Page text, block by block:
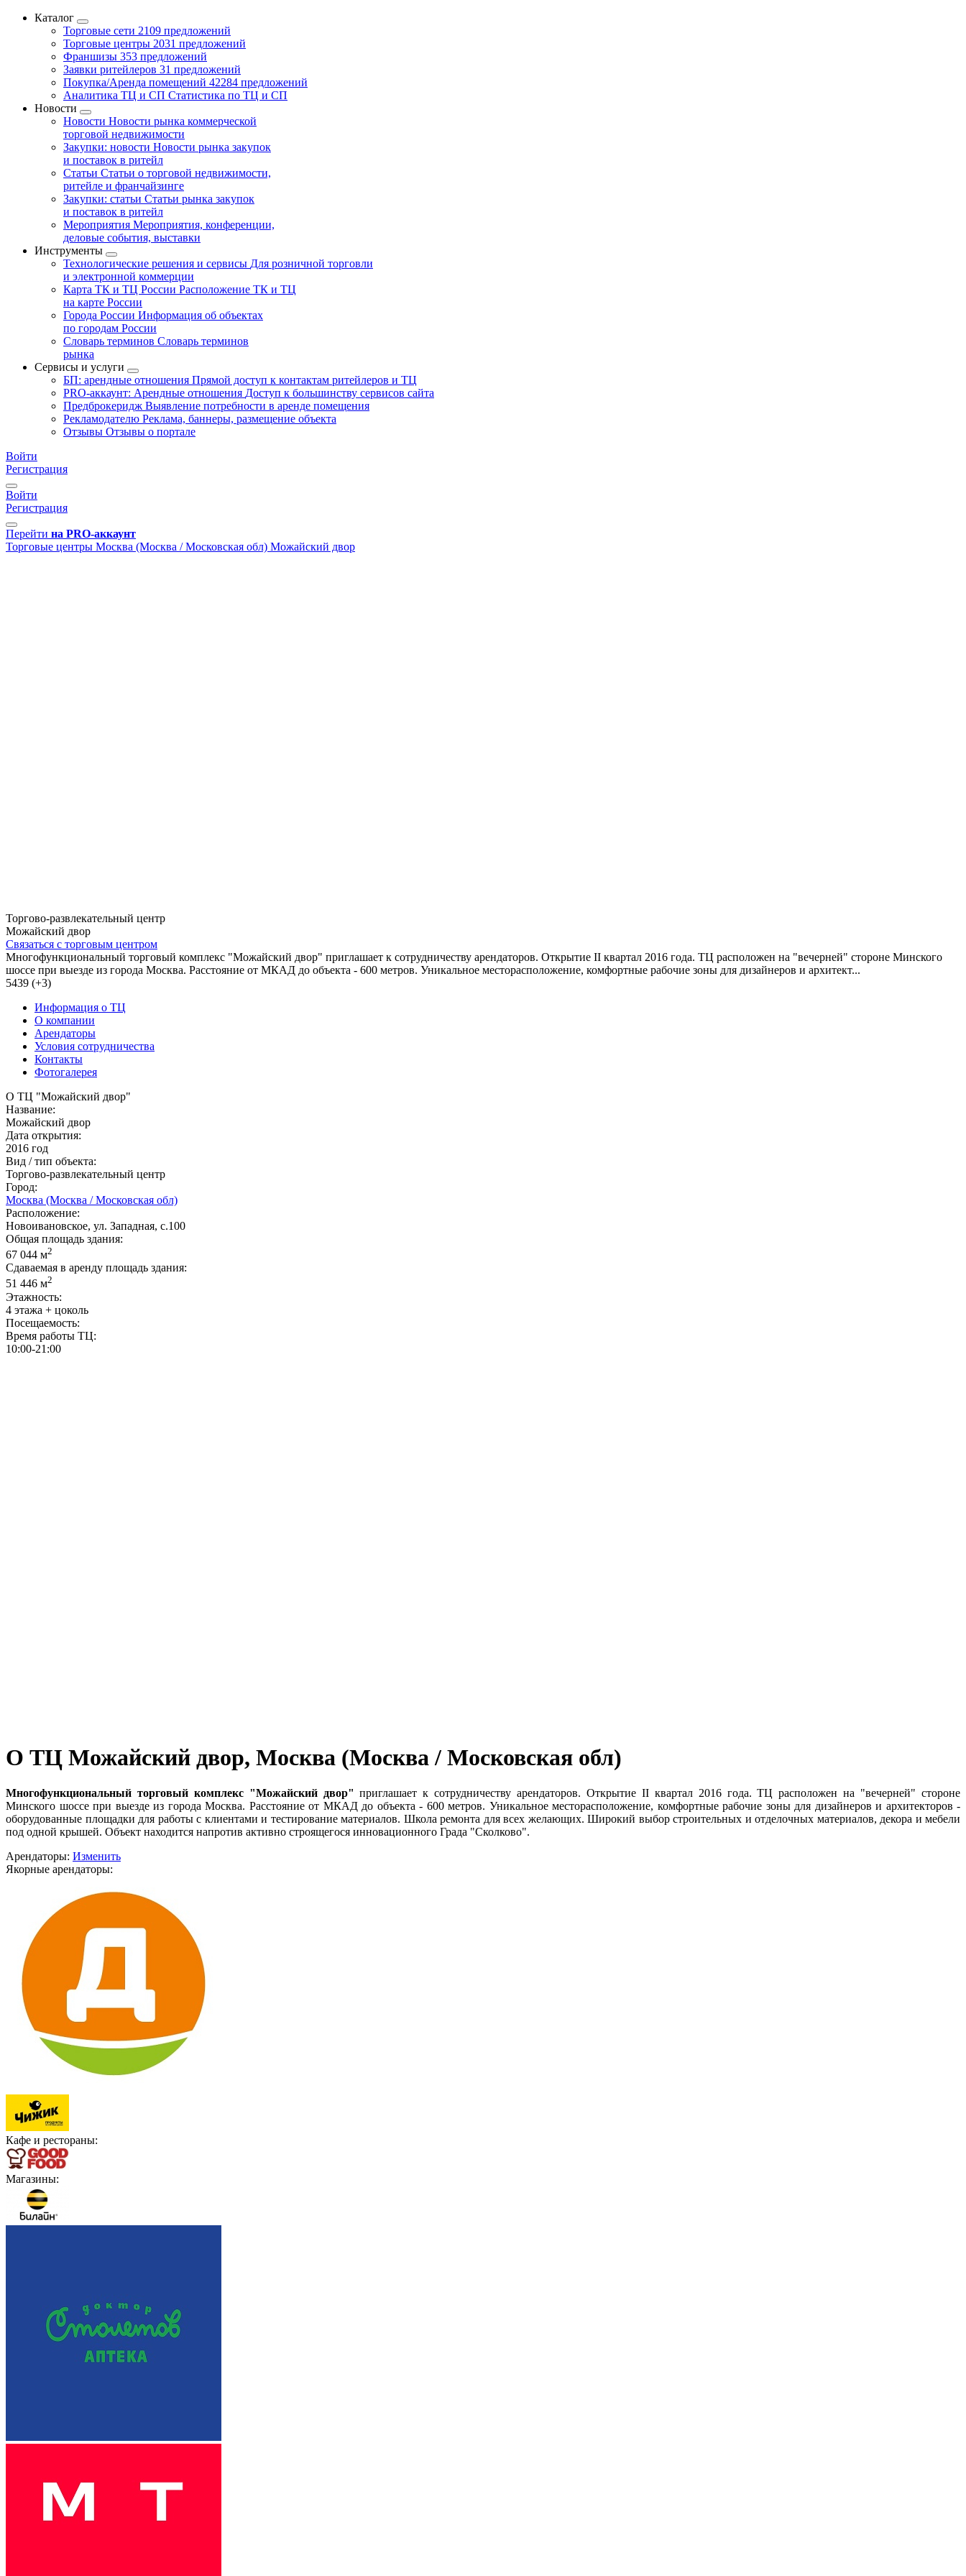
Каталог
Торговые сети 2109 предложений
Торговые центры 2031 предложений
Франшизы 353 предложений
Заявки ритейлеров 31 предложений
Покупка/Аренда помещений 42284 предложений
Аналитика ТЦ и СП Статистика по ТЦ и СП
Новости
Новости Новости рынка коммерческой
торговой недвижимости
Закупки: новости Новости рынка закупок
и поставок в ритейл
Статьи Статьи о торговой недвижимости,
ритейле и франчайзинге
Закупки: статьи Статьи рынка закупок
и поставок в ритейл
Мероприятия Мероприятия, конференции,
деловые события, выставки
Инструменты
Технологические решения и сервисы Для розничной торговли
и электронной коммерции
Карта ТК и ТЦ России Расположение ТК и ТЦ
на карте России
Города России Информация об объектах
по городам России
Словарь терминов Словарь терминов
рынка
Сервисы и услуги
БП: арендные отношения Прямой доступ к контактам ритейлеров и ТЦ
PRO-аккаунт: Арендные отношения Доступ к большинству сервисов сайта
Предброкеридж Выявление потребности в аренде помещения
Рекламодателю Реклама, баннеры, размещение объекта
Отзывы Отзывы о портале
Войти
Регистрация
Войти
Регистрация
Перейти на PRO-аккаунт
Торговые центры Москва (Москва / Московская обл) Можайский двор
Торгово-развлекательный центр
Можайский двор
Связаться с торговым центром
Многофункциональный торговый комплекс "Можайский двор" приглашает к сотрудничеству арендаторов. Открытие II квартал 2016 года. ТЦ расположен на "вечерней" стороне Минского
шоссе при выезде из города Москва. Расстояние от МКАД до объекта - 600 метров. Уникальное месторасположение, комфортные рабочие зоны для дизайнеров и архитект...
5439 (+3)
Информация о ТЦ
О компании
Арендаторы
Условия сотрудничества
Контакты
Фотогалерея
О ТЦ "Можайский двор"
Название:
Можайский двор
Дата открытия:
2016 год
Вид / тип объекта:
Торгово-развлекательный центр
Город:
Москва (Москва / Московская обл)
Расположение:
Новоивановское, ул. Западная, с.100
Общая площадь здания:
67 044 м2
Сдаваемая в аренду площадь здания:
51 446 м2
Этажность:
4 этажа + цоколь
Посещаемость:
Время работы ТЦ:
10:00-21:00
О ТЦ Можайский двор, Москва (Москва / Московская обл)
Многофункциональный торговый комплекс "Можайский двор" приглашает к сотрудничеству арендаторов. Открытие II квартал 2016 года. ТЦ расположен на "вечерней" стороне
Минского шоссе при выезде из города Москва. Расстояние от МКАД до объекта - 600 метров. Уникальное месторасположение, комфортные рабочие зоны для дизайнеров и архитекторов -
оборудованные площадки для работы с клиентами и тестирование материалов. Школа ремонта для всех желающих. Широкий выбор строительных и отделочных материалов, декора и мебели
под одной крышей. Объект находится напротив активно строящегося инновационного Града "Сколково".
Арендаторы: Изменить
Якорные арендаторы:
Кафе и рестораны:
Магазины: